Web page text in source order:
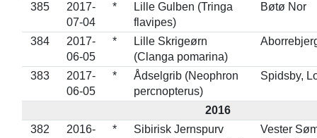
385
2017-
07-04
*
Lille Gulben (Tringa
flavipes)
Bøtø Nor
384
2017-
06-05
*
Lille Skrigeørn
(Clanga pomarina)
383
2017-
06-05
*
Ådselgrib (Neophron
percnopterus)
Spidsby,
2016
382
2016-
*
Sibirisk Jernspurv
Vester